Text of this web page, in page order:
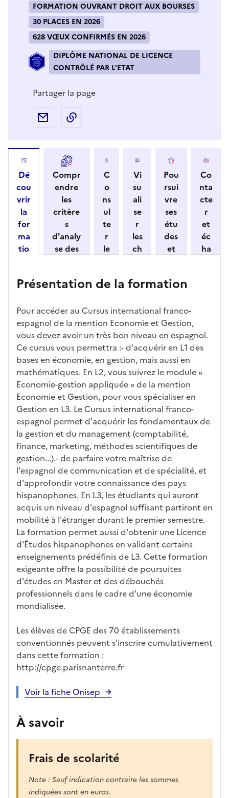
FORMATION OUVRANT DROIT AUX BOURSES
30 PLACES EN 2026
628 VŒUX CONFIRMÉS EN 2026
DIPLÔME NATIONAL DE LICENCE
CONTRÔLÉ PAR L'ETAT
Partager la page
Partager par e-mail
Dé
cou
vrir
la
for
ma
tio
ses
act
éris
tiq
ues
Compr
endre
les
critère
s
d'analy
se des
par
ssemen
t
C
o
ns
ul
te
r
le
o
ali
té
s
d
e
c
a
n
di
d
at
ur
e
Vi
su
ali
se
r
les
ch
s
ac
cè
s à
la
fo
rm
ati
on
Pou
rsui
vre
ses
étu
des
et
re
dé
bo
uch
és
Co
nta
cte
r
et
éc
ha
iss
em
Présentation de la formation
Pour accéder au Cursus international franco-
espagnol de la mention Economie et Gestion,
vous devez avoir un très bon niveau en espagnol.
Ce cursus vous permettra :- d'acquérir en L1 des
bases en économie, en gestion, mais aussi en
mathématiques. En L2, vous suivrez le module «
Economie-gestion appliquée » de la mention
Economie et Gestion, pour vous spécialiser en
Gestion en L3. Le Cursus international franco-
espagnol permet d'acquérir les fondamentaux de
la gestion et du management (comptabilité,
finance, marketing, méthodes scientifiques de
gestion...).- de parfaire votre maîtrise de
l'espagnol de communication et de spécialité, et
d'approfondir votre connaissance des pays
hispanophones. En L3, les étudiants qui auront
acquis un niveau d'espagnol suffisant partiront en
mobilité à l'étranger durant le premier semestre.
La formation permet aussi d'obtenir une Licence
d'Études hispanophones en validant certains
enseignements prédéfinis de L3. Cette formation
exigeante offre la possibilité de poursuites
d'études en Master et des débouchés
professionnels dans le cadre d'une économie
mondialisée.
Les élèves de CPGE des 70 établissements
conventionnés peuvent s'inscrire cumulativement
dans cette formation :
http://cpge.parisnanterre.fr
Voir la fiche Onisep
À savoir
Frais de scolarité
Note : Sauf indication contraire les sommes
indiquées sont en euros.